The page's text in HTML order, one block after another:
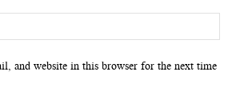
and website in this browser for the next time